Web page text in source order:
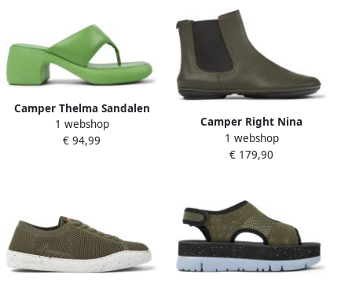
Camper Thelma Sandalen
Vrouwelijk en Stijlvol Green
Dames
1 webshop
€ 94,99
Camper Right Nina
Enkellaarsjes Damen
Donkergroen
1 webshop
€ 179,90